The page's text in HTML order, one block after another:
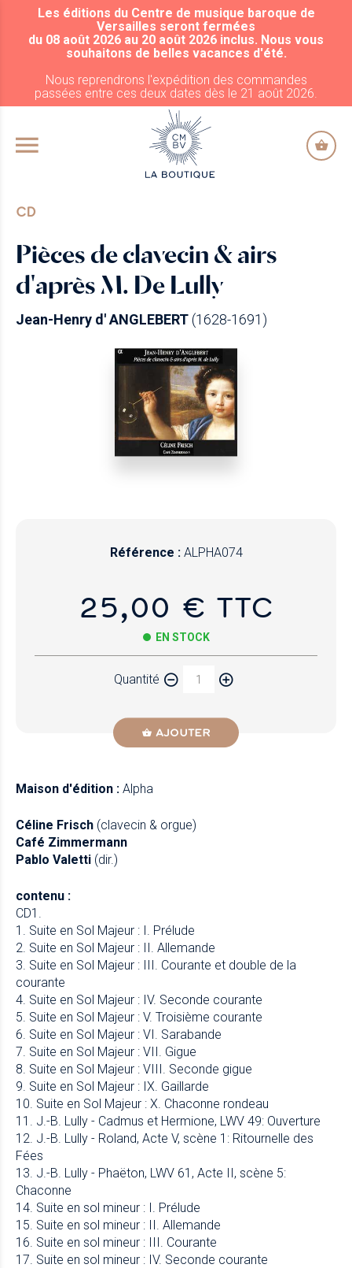
ALLER AU CONTENU PRINCIPAL
Les éditions du Centre de musique baroque de
Versailles seront fermées
du 08 août 2026 au 20 août 2026 inclus. Nous vous
souhaitons de belles vacances d'été.
Nous reprendrons l'expédition des commandes
passées entre ces deux dates dès le 21 août 2026.
CD
Pièces de clavecin & airs
d'après M. De Lully
Jean-Henry d' ANGLEBERT(1628-1691)
Référence : ALPHA074
25,00 € TTC
EN STOCK
Quantité
AJOUTER
Maison d'édition : Alpha
Céline Frisch (clavecin & orgue)
Café Zimmermann
Pablo Valetti (dir.)
contenu :
CD1.
1. Suite en Sol Majeur : I. Prélude
2. Suite en Sol Majeur : II. Allemande
3. Suite en Sol Majeur : III. Courante et double de la
courante
4. Suite en Sol Majeur : IV. Seconde courante
5. Suite en Sol Majeur : V. Troisième courante
6. Suite en Sol Majeur : VI. Sarabande
7. Suite en Sol Majeur : VII. Gigue
8. Suite en Sol Majeur : VIII. Seconde gigue
9. Suite en Sol Majeur : IX. Gaillarde
10. Suite en Sol Majeur : X. Chaconne rondeau
11. J.-B. Lully - Cadmus et Hermione, LWV 49: Ouverture
12. J.-B. Lully - Roland, Acte V, scène 1: Ritournelle des
Fées
13. J.-B. Lully - Phaëton, LWV 61, Acte II, scène 5:
Chaconne
14. Suite en sol mineur : I. Prélude
15. Suite en sol mineur : II. Allemande
16. Suite en sol mineur : III. Courante
17. Suite en sol mineur : IV. Seconde courante